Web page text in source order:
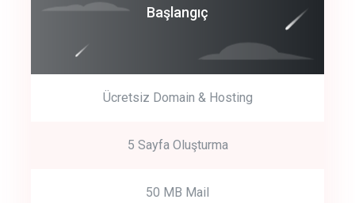
Başlangıç
Ücretsiz Domain & Hosting
5 Sayfa Oluşturma
50 MB Mail